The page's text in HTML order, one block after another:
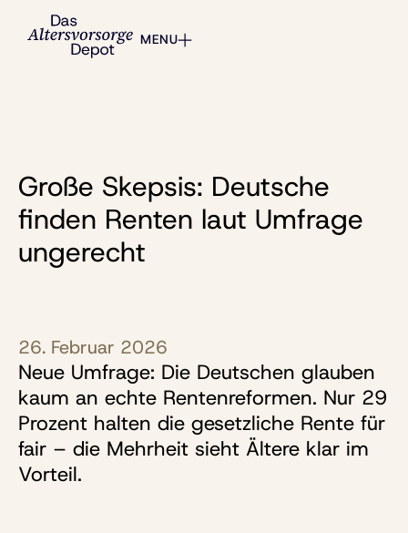
MENU
Große Skepsis: Deutsche
finden Renten laut Umfrage
ungerecht
26. Februar 2026
Neue Umfrage: Die Deutschen glauben
kaum an echte Rentenreformen. Nur 29
Prozent halten die gesetzliche Rente für
fair – die Mehrheit sieht Ältere klar im
Vorteil.